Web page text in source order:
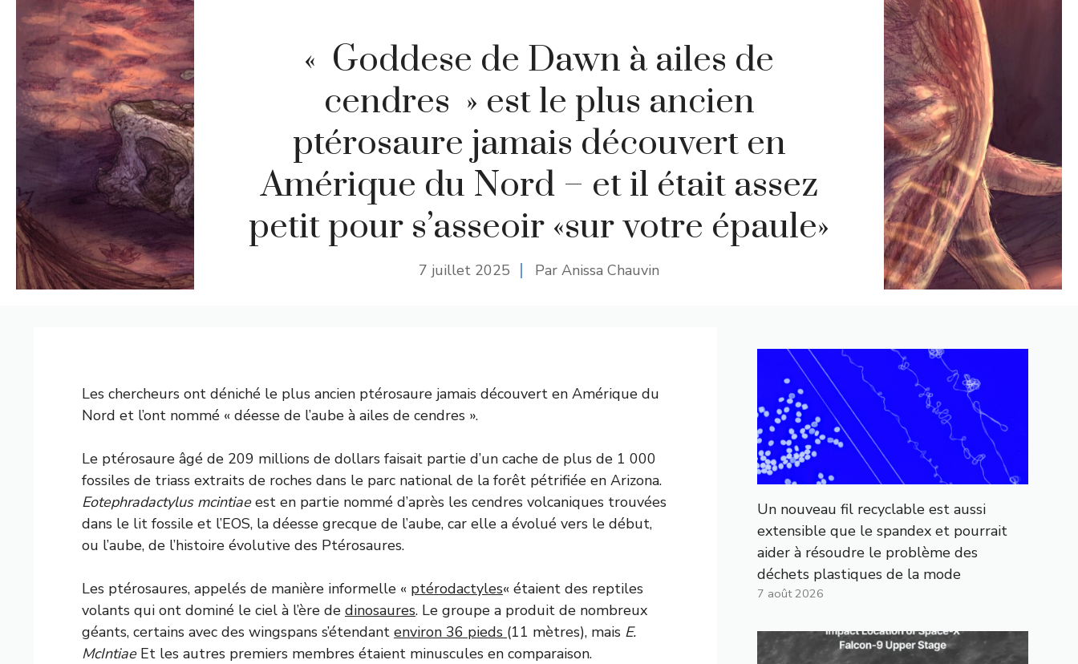
« Goddese de Dawn à ailes de
cendres » est le plus ancien
ptérosaure jamais découvert en
Amérique du Nord – et il était assez
petit pour s’asseoir «sur votre épaule»
7 juillet 2025 Par Anissa Chauvin
Les chercheurs ont déniché le plus ancien ptérosaure jamais découvert en Amérique du
Nord et l’ont nommé « déesse de l’aube à ailes de cendres ».
Le ptérosaure âgé de 209 millions de dollars faisait partie d’un cache de plus de 1 000
fossiles de triass extraits de roches dans le parc national de la forêt pétrifiée en Arizona.
Eotephradactylus mcintiaeest en partie nommé d’après les cendres volcaniques trouvées
dans le lit fossile et l’EOS, la déesse grecque de l’aube, car elle a évolué vers le début,
ou l’aube, de l’histoire évolutive des Ptérosaures.
Les ptérosaures, appelés de manière informelle « ptérodactyles« étaient des reptiles
volants qui ont dominé le ciel à l’ère de dinosaures. Le groupe a produit de nombreux
géants, certains avec des wingspans s’étendant environ 36 pieds (11 mètres), mais E.
McIntiaeEt les autres premiers membres étaient minuscules en comparaison.
Un nouveau fil recyclable est aussi
extensible que le spandex et pourrait
aider à résoudre le problème des
déchets plastiques de la mode
7 août 2026